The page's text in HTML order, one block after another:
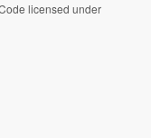
licensed under